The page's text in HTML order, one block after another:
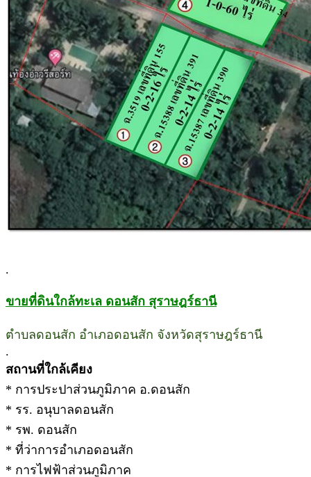
.
ขายที่ดินใกล้ทะเล ดอนสัก สุราษฎร์ธานี
ตำบลดอนสัก อำเภอดอนสัก จังหวัดสุราษฎร์ธานี
.
สถานที่ใกล้เคียง
* การประปาส่วนภูมิภาค อ.ดอนสัก
* รร. อนุบาลดอนสัก
* รพ. ดอนสัก
* ที่ว่าการอำเภอดอนสัก
* การไฟฟ้าส่วนภูมิภาค